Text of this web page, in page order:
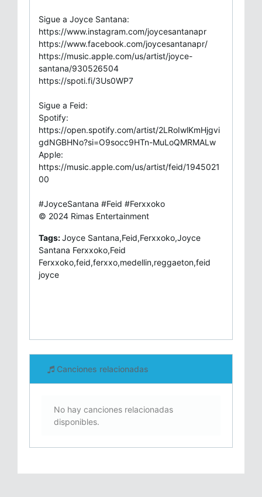
Sigue a Joyce Santana:
https://www.instagram.com/joycesantanapr
https://www.facebook.com/joycesantanapr/
https://music.apple.com/us/artist/joyce-
santana/930526504
https://spoti.fi/3Us0WP7
Sigue a Feid:
Spotify:
https://open.spotify.com/artist/2LRoIwlKmHjgvi
gdNGBHNo?si=O9socc9HTn-MuLoQMRMALw
Apple:
https://music.apple.com/us/artist/feid/1945021
00
#JoyceSantana #Feid #Ferxxoko
© 2024 Rimas Entertainment
Tags:Joyce Santana,Feid,Ferxxoko,Joyce
Santana Ferxxoko,Feid
Ferxxoko,feid,ferxxo,medellin,reggaeton,feid
joyce
Canciones relacionadas
No hay canciones relacionadas
disponibles.